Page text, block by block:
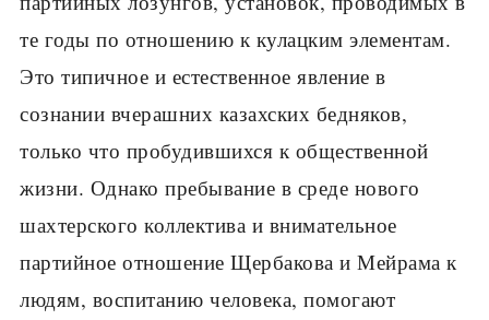
те годы по отношению к кулацким элементам.
Это типичное и естественное явление в
сознании вчерашних казахских бедняков,
только что пробудившихся к общественной
жизни. Однако пребывание в среде нового
шахтерского коллектива и внимательное
партийное отношение Щербакова и Мейрама к
людям, воспитанию человека, помогают